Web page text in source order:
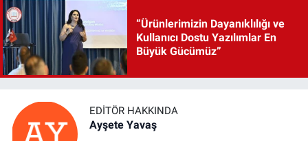
“Ürünlerimizin Dayanıklılığı ve
Kullanıcı Dostu Yazılımlar En
Büyük Gücümüz”
EDITÖR HAKKINDA
Ayşete Yavaş